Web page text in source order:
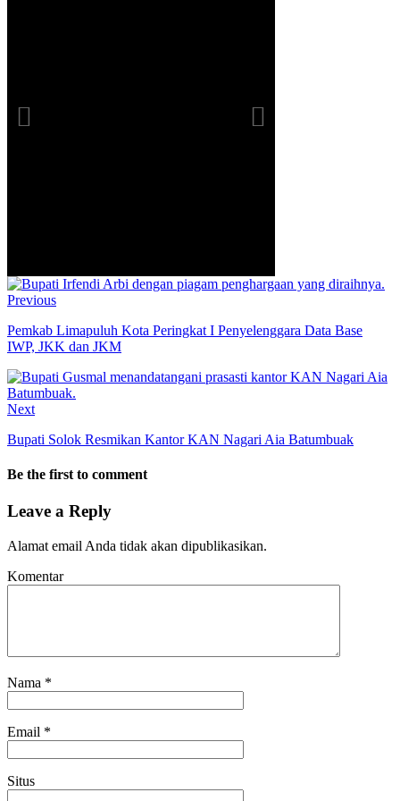
Previous
Pemkab Limapuluh Kota Peringkat I Penyelenggara Data Base
IWP, JKK dan JKM
Next
Bupati Solok Resmikan Kantor KAN Nagari Aia Batumbuak
Be the first to comment
Leave a Reply
Alamat email Anda tidak akan dipublikasikan.
Komentar
Nama *
Email *
Situs